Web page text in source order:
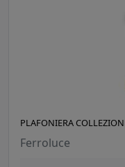
PLAFONIERA
Ferroluce